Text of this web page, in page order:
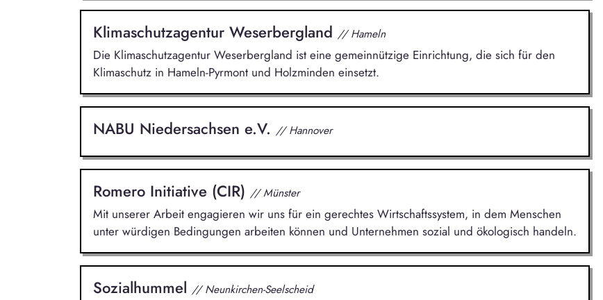
Klimaschutzagentur Weserbergland // Hameln
Die Klimaschutzagentur Weserbergland ist eine gemeinnützige Einrichtung, die sich für den
Klimaschutz in Hameln-Pyrmont und Holzminden einsetzt.
NABU Niedersachsen e.V. // Hannover
Romero Initiative (CIR) // Münster
Mit unserer Arbeit engagieren wir uns für ein gerechtes Wirtschaftssystem, in dem Menschen
unter würdigen Bedingungen arbeiten können und Unternehmen sozial und ökologisch handeln.
Sozialhummel // Neunkirchen-Seelscheid